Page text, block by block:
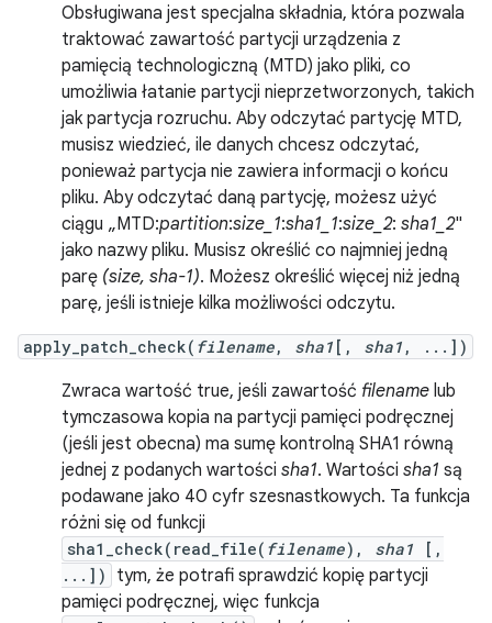
Obsługiwana jest specjalna składnia, która pozwala
traktować zawartość partycji urządzenia z
pamięcią technologiczną (MTD) jako pliki, co
umożliwia łatanie partycji nieprzetworzonych, takich
jak partycja rozruchu. Aby odczytać partycję MTD,
musisz wiedzieć, ile danych chcesz odczytać,
ponieważ partycja nie zawiera informacji o końcu
pliku. Aby odczytać daną partycję, możesz użyć
ciągu „MTD:partition:size_1:sha1_1:size_2: sha1_2"
jako nazwy pliku. Musisz określić co najmniej jedną
parę (size, sha-1). Możesz określić więcej niż jedną
parę, jeśli istnieje kilka możliwości odczytu.
apply_patch_check( filename, sha1 [, sha1 , ...])
Zwraca wartość true, jeśli zawartość filename lub
tymczasowa kopia na partycji pamięci podręcznej
(jeśli jest obecna) ma sumę kontrolną SHA1 równą
jednej z podanych wartości sha1. Wartości sha1 są
podawane jako 40 cyfr szesnastkowych. Ta funkcja
różni się od funkcji
sha1_check(read_file( filename), sha1 [,
...])
tym, że potrafi sprawdzić kopię partycji
pamięci podręcznej, więc funkcja